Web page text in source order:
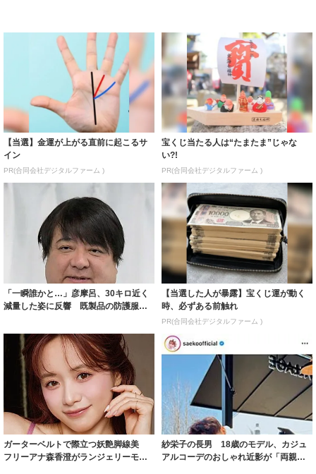
【当選】金運が上がる直前に起こるサ
イン
PR(合同会社デジタルファーム )
宝くじ当たる人は“たまたま”じゃな
い?!
PR(合同会社デジタルファーム )
「一瞬誰かと…」彦摩呂、30キロ近く
減量した姿に反響 既製品の防護服が
【当選した人が暴露】宝くじ運が動く
時、必ずある前触れ
PR(合同会社デジタルファーム )
ガーターベルトで際立つ妖艶脚線美
フリーアナ森香澄がランジェリーモデ
紗栄子の長男 18歳のモデル、カジュ
アルコーデのおしゃれ近影が「両親の